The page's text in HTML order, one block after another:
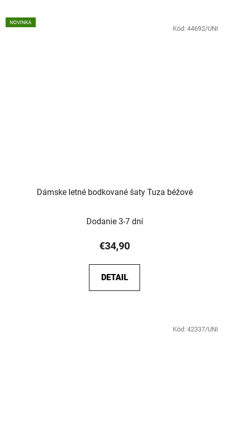
NOVINKA
Dámske letné bodkované šaty Tuza béžové
Dodanie 3-7 dní
€34,90
DETAIL
Kód: 44692/UNI
Kód: 42337/UNI